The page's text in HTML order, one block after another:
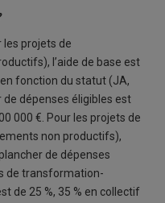
les projets de
l’aide de base est
en fonction du statut (JA,
dépenses éligibles est
000 €. Pour les projets de
non productifs),
de dépenses
de transformation-
de 25 %, 35 % en collectif